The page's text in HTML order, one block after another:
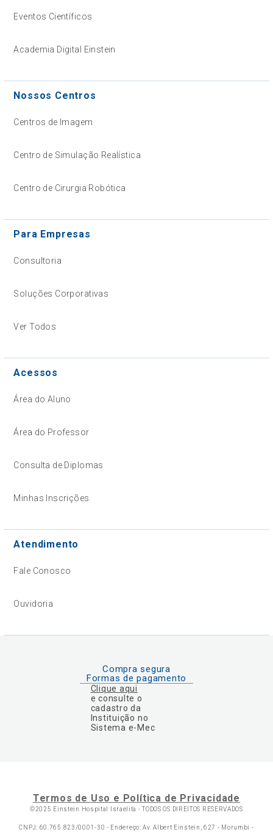
Eventos Científicos
Academia Digital Einstein
Nossos Centros
Centros de Imagem
Centro de Simulação Realística
Centro de Cirurgia Robótica
Para Empresas
Consultoria
Soluções Corporativas
Ver Todos
Acessos
Área do Aluno
Área do Professor
Consulta de Diplomas
Minhas Inscrições
Atendimento
Fale Conosco
Ouvidoria
Compra segura
Formas de pagamento
Clique aqui
e consulte o
cadastro da
Instituição no
Sistema e-Mec
Termos de Uso e Política de Privacidade
©2025 Einstein Hospital Israelita -TODOS OS DIREITOS RESERVADOS
CNPJ: 60.765.823/0001-30 - Endereço: Av. Albert Einstein, 627 - Morumbi -